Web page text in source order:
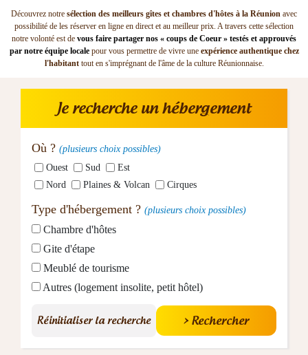
Découvrez notre sélection des meilleurs gîtes et chambres d'hôtes à la Réunion avec
possibilité de les réserver en ligne en direct et au meilleur prix. A travers cette sélection
notre volonté est de vous faire partager nos « coups de Coeur » testés et approuvés
par notre équipe localepour vous permettre de vivre une expérience authentique chez
l'habitanttout en s'imprégnant de l'âme de la culture Réunionnaise.
Je recherche un hébergement
Où ? (plusieurs choix possibles)
Ouest Sud
Est
Nord
Plaines & Volcan Cirques
Type d'hébergement ? (plusieurs choix possibles)
Chambre d'hôtes
Gite d'étape
Meublé de tourisme
Autres (logement insolite, petit hôtel)
Réinitialiser la recherche